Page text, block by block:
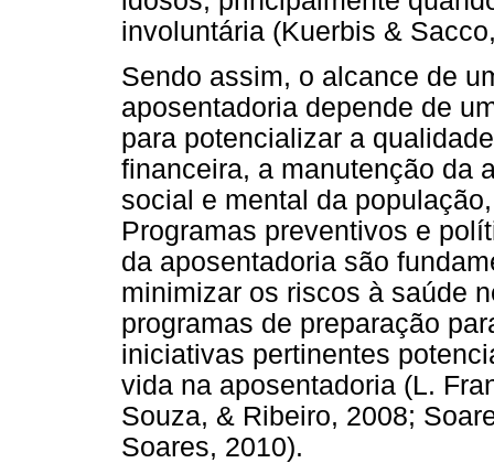
involuntária (Kuerbis &
Sendo assim, o alcance de
aposentadoria depende de
para potencializar a
financeira, a manutenção da
social e mental da
Programas preventivos e
da aposentadoria são
minimizar os riscos à saúde
programas de preparação
iniciativas pertinentes
vida na aposentadoria (L.
Souza, & Ribeiro, 2008;
Soares, 2010).